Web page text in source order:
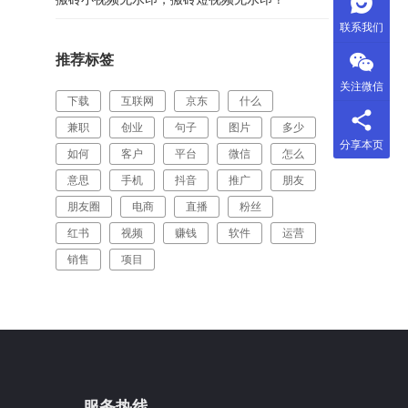
推荐标签
下载 互联网 京东
什么
兼职
创业 句子 图片
多少
如何
客户 平台 微信
怎么
意思
手机 抖音 推广
朋友
朋友圈
电商 直播
粉丝
红书
视频 赚钱 软件
运营
销售
项目
联系我们
关注微信
分享本页